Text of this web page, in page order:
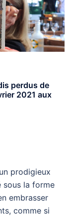
perdus de
2021 aux
prodigieux
sous la forme
embrasser
comme si